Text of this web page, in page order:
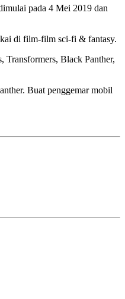
pada 4 Mei 2019 dan
di film-film sci-fi & fantasy.
Transformers, Black Panther,
Buat penggemar mobil